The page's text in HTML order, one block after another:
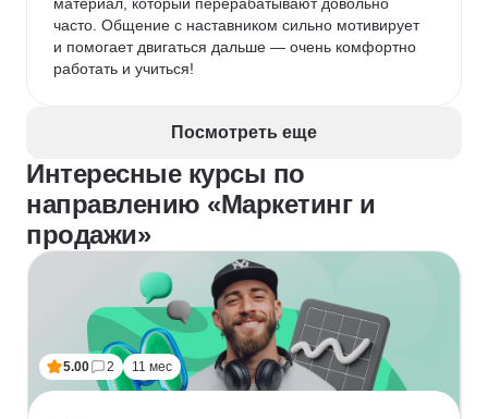
часто. Общение с наставником сильно мотивирует
и помогает двигаться дальше — очень комфортно
работать и учиться!
Посмотреть еще
Интересные курсы по
направлению «Маркетинг и
продажи»
5.00 2 11 мес